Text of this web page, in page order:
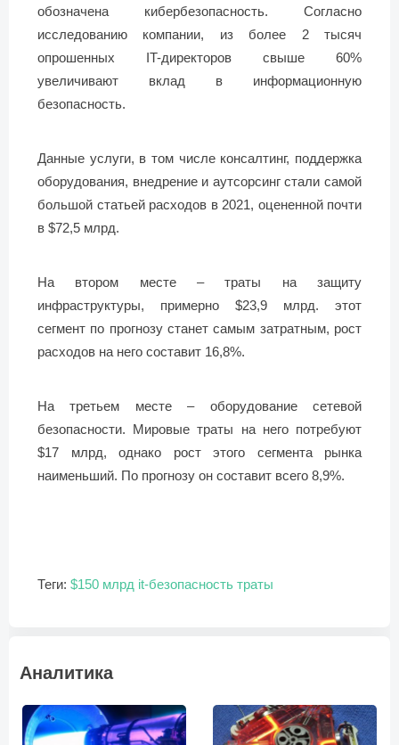
обозначена кибербезопасность. Согласно
исследованию компании, из более 2 тысяч
опрошенных IT-директоров свыше 60%
увеличивают вклад в информационную
безопасность.
Данные услуги, в том числе консалтинг, поддержка
оборудования, внедрение и аутсорсинг стали самой
большой статьей расходов в 2021, оцененной почти
в $72,5 млрд.
На втором месте – траты на защиту
инфраструктуры, примерно $23,9 млрд. этот
сегмент по прогнозу станет самым затратным, рост
расходов на него составит 16,8%.
На третьем месте – оборудование сетевой
безопасности. Мировые траты на него потребуют
$17 млрд, однако рост этого сегмента рынка
наименьший. По прогнозу он составит всего 8,9%.
Теги: $150 млрд it-безопасность траты
Аналитика